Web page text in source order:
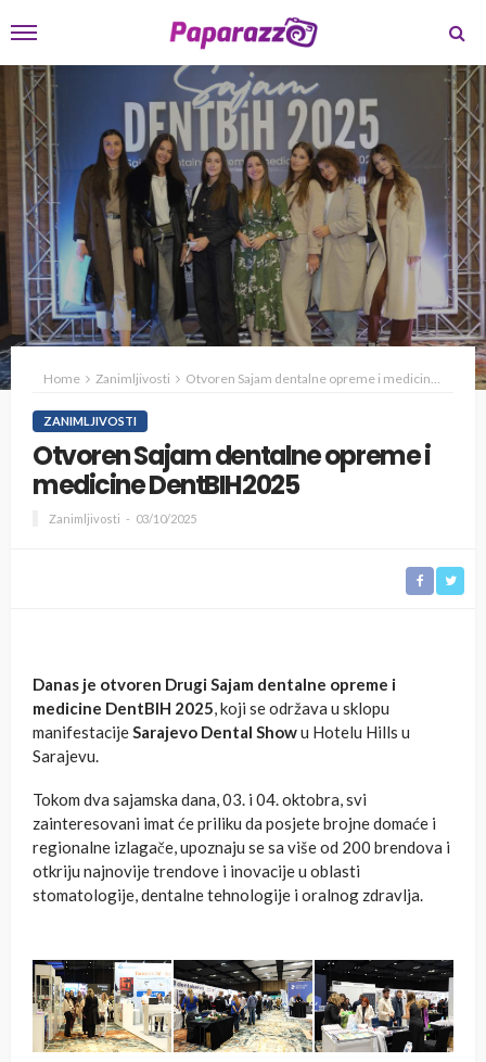
Home Zanimljivosti Otvoren Sajam dentalne opreme i medicine DentBIH2025
ZANIMLJIVOSTI
Otvoren Sajam dentalne opreme i
medicine DentBIH2025
Zanimljivosti 03/10/2025
Danas je otvoren Drugi Sajam dentalne opreme i
medicine DentBIH 2025, koji se održava u sklopu
manifestacijeSarajevo Dental Showu Hotelu Hills u
Sarajevu.
Tokom dva sajamska dana, 03. i 04. oktobra, svi
zainteresovani imat će priliku da posjete brojne domaće i
regionalne izlagače, upoznaju se sa više od 200 brendova i
otkriju najnovije trendove i inovacije u oblasti
stomatologije, dentalne tehnologije i oralnog zdravlja.